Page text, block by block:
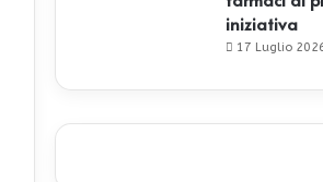
iniziativa
17 Luglio